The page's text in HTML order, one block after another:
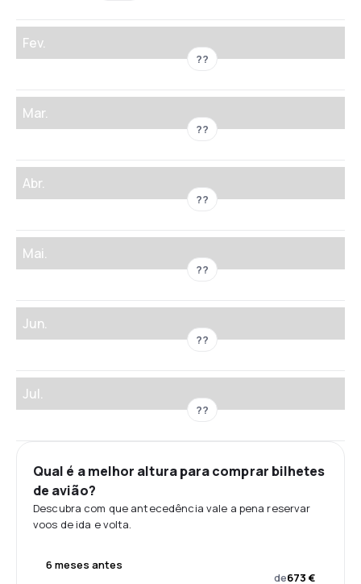
Fev.
??
Mar.
??
Abr.
??
Mai.
??
Jun.
??
Jul.
??
Qual é a melhor altura para comprar bilhetes
de avião?
Descubra com que antecedência vale a pena reservar
voos de ida e volta.
6 meses antes
de673 €